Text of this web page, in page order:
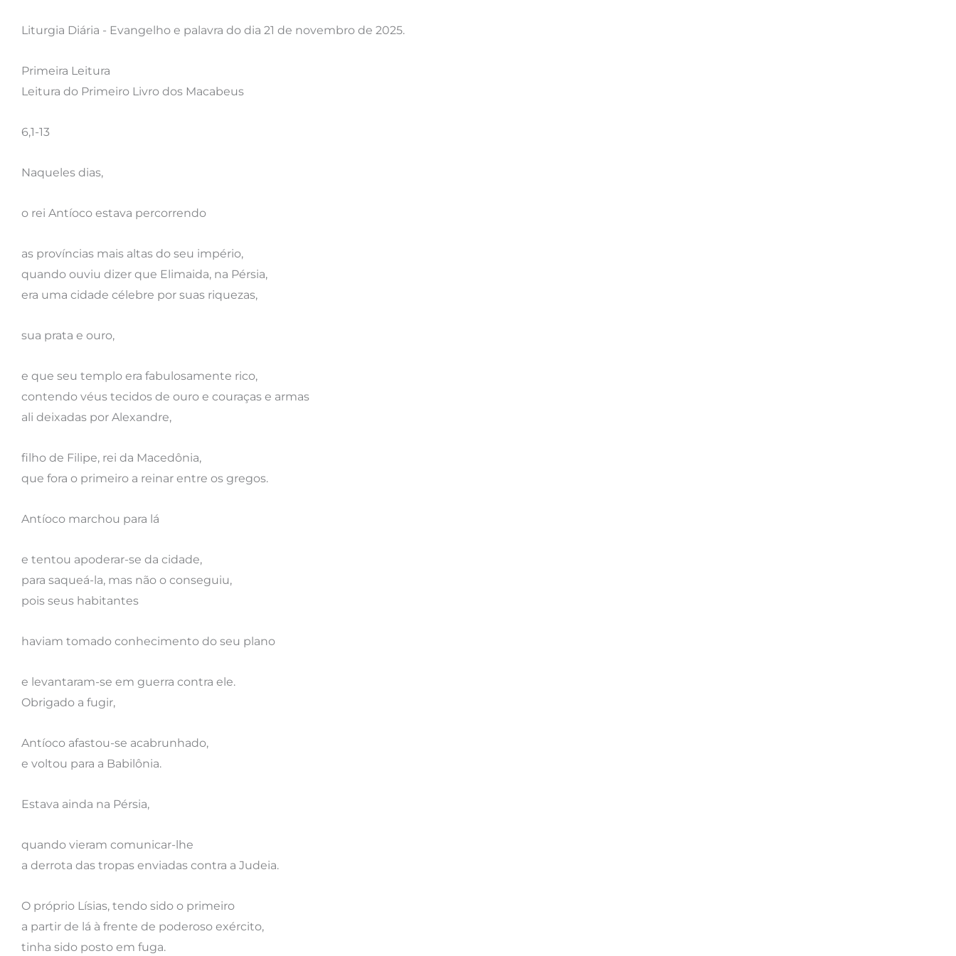
Liturgia Diária - Evangelho e palavra do dia 21 de novembro de 2025.
Primeira Leitura
Leitura do Primeiro Livro dos Macabeus
6,1-13
Naqueles dias,
o rei Antíoco estava percorrendo
as províncias mais altas do seu império,
quando ouviu dizer que Elimaida, na Pérsia,
era uma cidade célebre por suas riquezas,
sua prata e ouro,
e que seu templo era fabulosamente rico,
contendo véus tecidos de ouro e couraças e armas
ali deixadas por Alexandre,
filho de Filipe, rei da Macedônia,
que fora o primeiro a reinar entre os gregos.
Antíoco marchou para lá
e tentou apoderar-se da cidade,
para saqueá-la, mas não o conseguiu,
pois seus habitantes
haviam tomado conhecimento do seu plano
e levantaram-se em guerra contra ele.
Obrigado a fugir,
Antíoco afastou-se acabrunhado,
e voltou para a Babilônia.
Estava ainda na Pérsia,
quando vieram comunicar-lhe
a derrota das tropas enviadas contra a Judeia.
O próprio Lísias, tendo sido o primeiro
a partir de lá à frente de poderoso exército,
tinha sido posto em fuga.